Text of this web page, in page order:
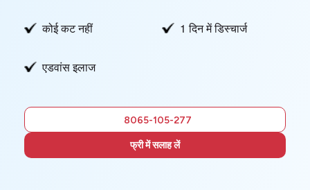
फ्री में
सलाह लें
कोई कट नहीं 1 दिन में डिस्चार्ज
एडवांस इलाज
8065-105-277
फ्री में सलाह लें